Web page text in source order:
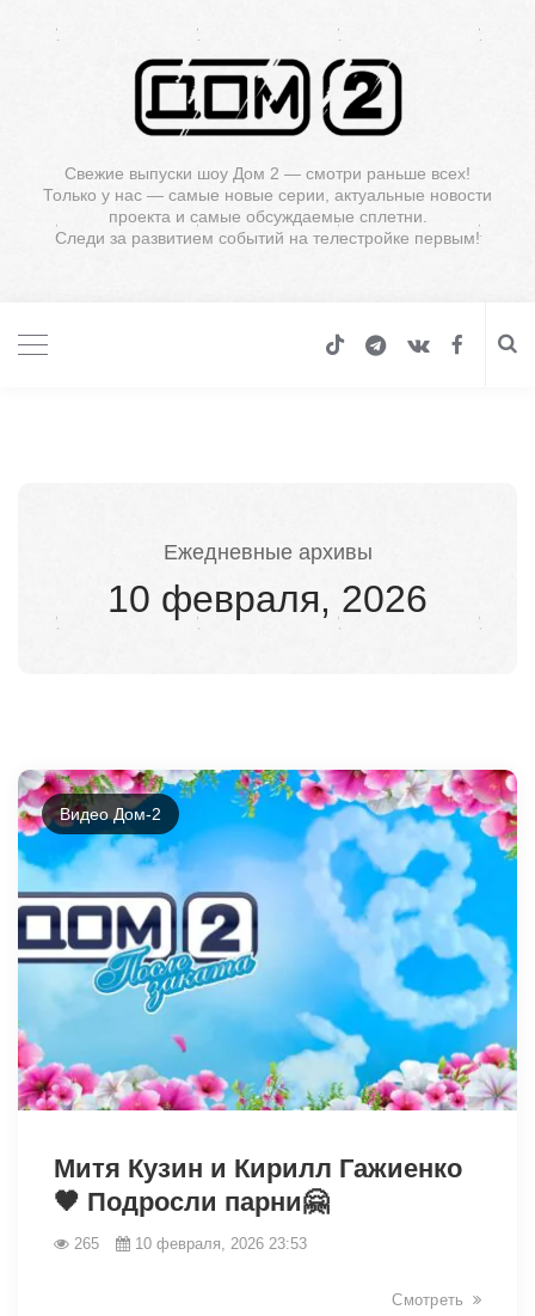
Свежие выпуски шоу Дом 2 — смотри раньше всех!
Только у нас — самые новые серии, актуальные новости
проекта и самые обсуждаемые сплетни.
Следи за развитием событий на телестройке первым!
Ежедневные архивы
10 февраля, 2026
Видео Дом-2
Митя Кузин и Кирилл Гажиенко
🖤 Подросли парни🤗
265 10 февраля, 2026 23:53
Смотреть